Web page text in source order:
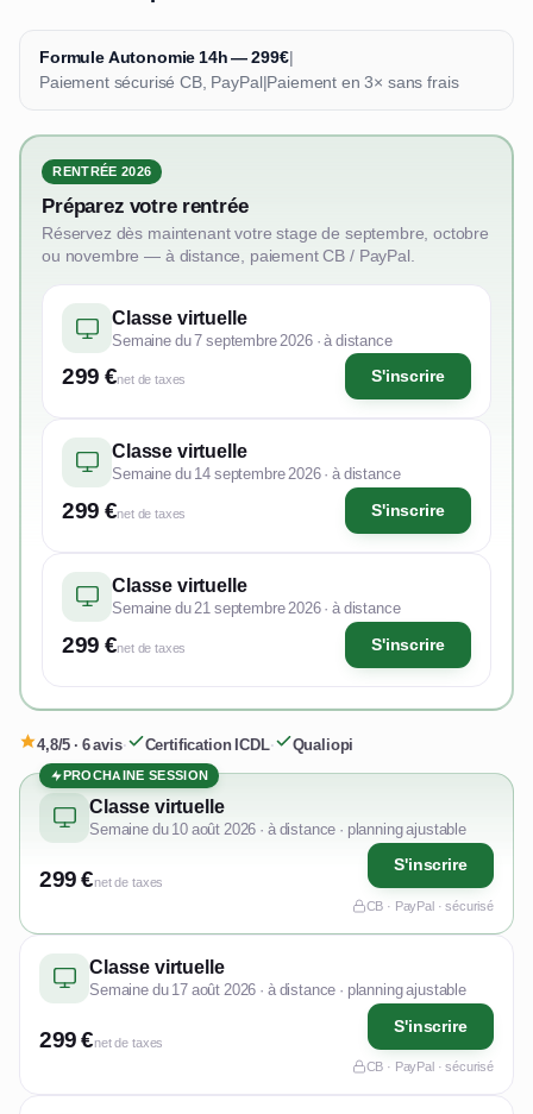
Formule Autonomie 14h — 299€|
Paiement sécurisé CB, PayPal|Paiement en 3× sans frais
RENTRÉE 2026
Préparez votre rentrée
Réservez dès maintenant votre stage de septembre, octobre
ou novembre — à distance, paiement CB / PayPal.
Classe virtuelle
Semaine du 7 septembre 2026 · à distance
299 €net de taxes S'inscrire
Classe virtuelle
Semaine du 14 septembre 2026 · à distance
299 €net de taxes S'inscrire
Classe virtuelle
Semaine du 21 septembre 2026 · à distance
299 €net de taxes S'inscrire
4,8/5 · 6 avis· Certification ICDL· Qualiopi
PROCHAINE SESSION
Classe virtuelle
Semaine du 10 août 2026 · à distance · planning ajustable
299 €net de taxes
S'inscrire
CB · PayPal · sécurisé
Classe virtuelle
Semaine du 17 août 2026 · à distance · planning ajustable
299 €net de taxes
S'inscrire
CB · PayPal · sécurisé